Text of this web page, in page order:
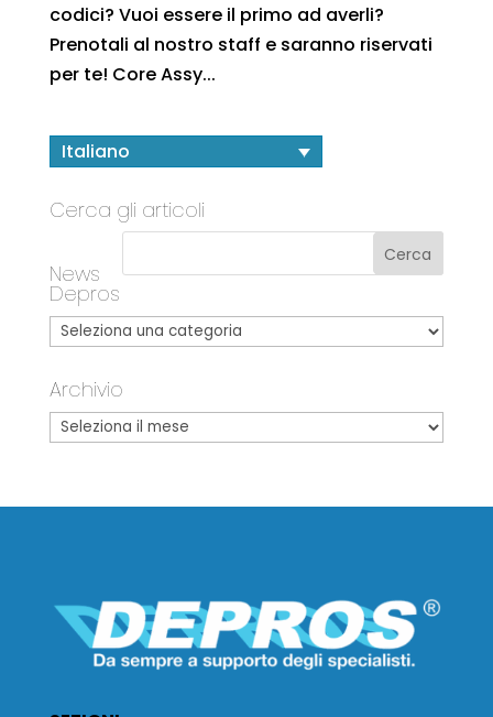
codici? Vuoi essere il primo ad averli?
Prenotali al nostro staff e saranno riservati
per te! Core Assy...
Italiano
Cerca gli articoli
News
Depros
Archivio